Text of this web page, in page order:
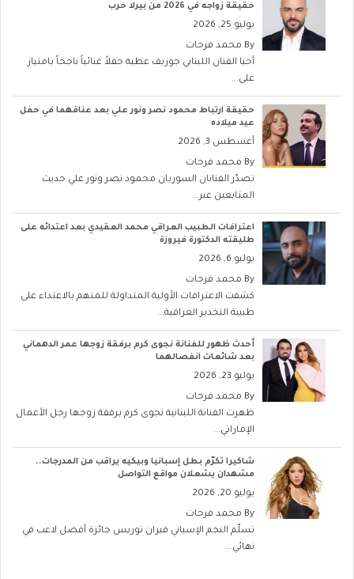
حقيقة زواجه في 2026 من بيرلا حرب
يوليو 25, 2026
By محمد فرحات
أحيا الفنان اللبناني جوزيف عطية حفلاً غنائياً ناجحاً بامتياز
على...
حقيقة ارتباط محمود نصر ونور علي بعد عناقهما في حفل
عيد ميلاده
أغسطس 3, 2026
By محمد فرحات
تصدّر الفنانان السوريان محمود نصر ونور علي حديث
المتابعين عبر...
اعترافات الطبيب العراقي محمد العقيدي بعد اعتدائه على
طليقته الدكتورة فيروزة
يوليو 6, 2026
By محمد فرحات
كشفت الاعترافات الأولية المتداولة للمتهم بالاعتداء على
طبيبة التخدير العراقية...
أحدث ظهور للفنانة نجوى كرم برفقة زوجها عمر الدهماني
بعد شائعات انفصالهما
يوليو 23, 2026
By محمد فرحات
ظهرت الفنانة اللبنانية نجوى كرم برفقة زوجها رجل الأعمال
الإماراتي...
شاكيرا تكرّم بطل إسبانيا وبيكيه يراقب من المدرجات..
مشهدان يشعلان مواقع التواصل
يوليو 20, 2026
By محمد فرحات
تسلّم النجم الإسباني فيران توريس جائزة أفضل لاعب في
نهائي...